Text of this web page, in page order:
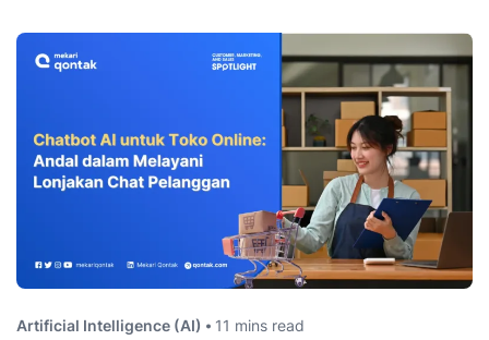
Artificial Intelligence (AI) 11 mins read